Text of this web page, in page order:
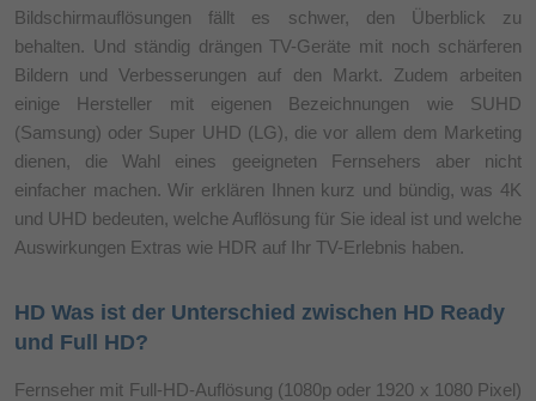
Bildschirmauflösungen fällt es schwer, den Überblick zu
behalten. Und ständig drängen TV-Geräte mit noch schärferen
Bildern und Verbesserungen auf den Markt. Zudem arbeiten
einige Hersteller mit eigenen Bezeichnungen wie SUHD
(Samsung) oder Super UHD (LG), die vor allem dem Marketing
dienen, die Wahl eines geeigneten Fernsehers aber nicht
einfacher machen. Wir erklären Ihnen kurz und bündig, was 4K
und UHD bedeuten, welche Auflösung für Sie ideal ist und welche
Auswirkungen Extras wie HDR auf Ihr TV-Erlebnis haben.
HD Was ist der Unterschied zwischen HD Ready
und Full HD?
Fernseher mit Full-HD-Auflösung (1080p oder 1920 x 1080 Pixel)